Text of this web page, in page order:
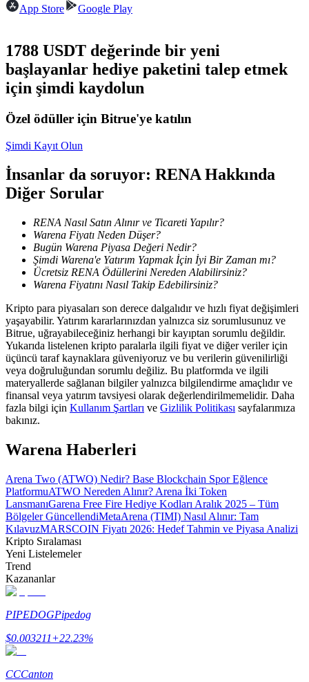
Kopya Tüccarı Olun
Kâr paylaşımı ve kopya ticaret komisyonlarının tadını çıkarın
Bilgi
Ticaret bilgileri vb. dahil olmak üzere büyük veri analizi.
Rehber
Vadeli İşlemler Başlangıç Kılavuzu
App Store
Google Play
1788 USDT değerinde bir yeni
başlayanlar hediye paketini talep etmek
için şimdi kaydolun
Özel ödüller için Bitrue'ye katılın
Şimdi Kayıt Olun
İnsanlar da soruyor: RENA Hakkında
Diğer Sorular
RENA Nasıl Satın Alınır ve Ticareti Yapılır?
Warena Fiyatı Neden Düşer?
Bugün Warena Piyasa Değeri Nedir?
Şimdi Warena'e Yatırım Yapmak İçin İyi Bir Zaman mı?
Ücretsiz RENA Ödüllerini Nereden Alabilirsiniz?
Warena Fiyatını Nasıl Takip Edebilirsiniz?
Kripto para piyasaları son derece dalgalıdır ve hızlı fiyat değişimleri
yaşayabilir. Yatırım kararlarınızdan yalnızca siz sorumlusunuz ve
Bitrue, uğrayabileceğiniz herhangi bir kayıptan sorumlu değildir.
Yukarıda listelenen kripto paralarla ilgili fiyat ve diğer veriler için
üçüncü taraf kaynaklara güveniyoruz ve bu verilerin güvenilirliği
veya doğruluğundan sorumlu değiliz. Bu platformda ve ilgili
materyallerde sağlanan bilgiler yalnızca bilgilendirme amaçlıdır ve
finansal veya yatırım tavsiyesi olarak değerlendirilmemelidir. Daha
fazla bilgi için Kullanım Şartları ve Gizlilik Politikası sayfalarımıza
bakınız.
Warena Haberleri
Arena Two (ATWO) Nedir? Base Blockchain Spor Eğlence
PlatformuATWO Nereden Alınır? Arena İki Token
LansmanıGarena Free Fire Hediye Kodları Aralık 2025 – Tüm
Bölgeler GüncellendiMetaArena (TIMI) Nasıl Alınır: Tam
KılavuzMARSCOIN Fiyatı 2026: Hedef Tahmin ve Piyasa Analizi
Kripto Sıralaması
Yeni Listelemeler
Trend
Kazananlar
PIPEDOGPipedog
$0.003211+22.23%
CCCanton